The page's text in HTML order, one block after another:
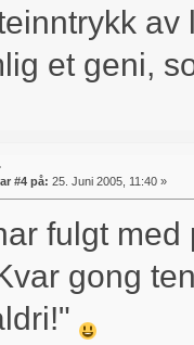
av
et geni,
#4 på: 25. Juni 2005, 11:40 »
fulgt
gong